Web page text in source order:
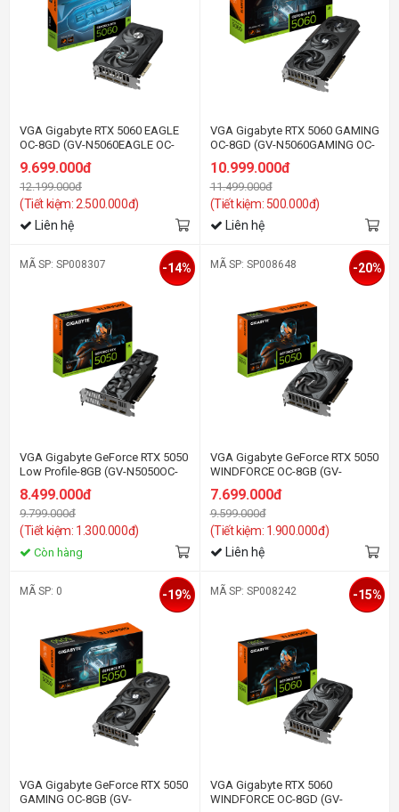
VGA Gigabyte RTX 5060 EAGLE
OC-8GD (GV-N5060EAGLE OC-
9.699.000đ
12.199.000đ
(Tiết kiệm: 2.500.000đ)
Liên hệ
VGA Gigabyte RTX 5060 GAMING
OC-8GD (GV-N5060GAMING OC-
10.999.000đ
11.499.000đ
(Tiết kiệm: 500.000đ)
Liên hệ
MÃ SP: SP008307
VGA Gigabyte GeForce RTX 5050
Low Profile-8GB (GV-N5050OC-
8GL) GDDR6
8.499.000đ
9.799.000đ
(Tiết kiệm: 1.300.000đ)
-14%
Còn hàng
MÃ SP: SP008648
VGA Gigabyte GeForce RTX 5050
WINDFORCE OC-8GB (GV-
N5050WF2OC-8GD) GDDR6
7.699.000đ
9.599.000đ
(Tiết kiệm: 1.900.000đ)
-20%
Liên hệ
MÃ SP: 0
VGA Gigabyte GeForce RTX 5050
GAMING OC-8GB (GV-
-19% MÃ SP: SP008242
VGA Gigabyte RTX 5060
WINDFORCE OC-8GD (GV-
-15%